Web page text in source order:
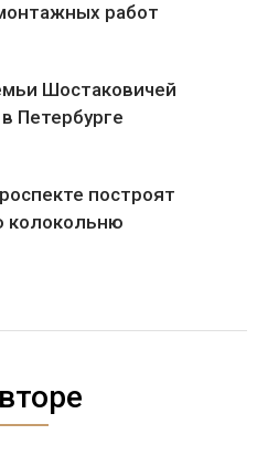
работ
Шостаковичей
Петербурге
построят
колокольню